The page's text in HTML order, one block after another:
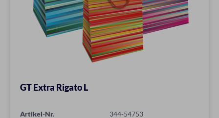
GT Extra Rigato L
Artikel-Nr.
344-54753